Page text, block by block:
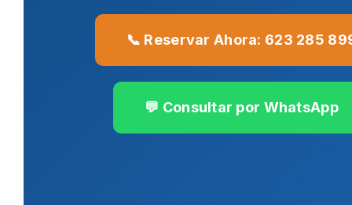
📞 Reservar Ahora: 623 285
💬 Consultar por WhatsApp